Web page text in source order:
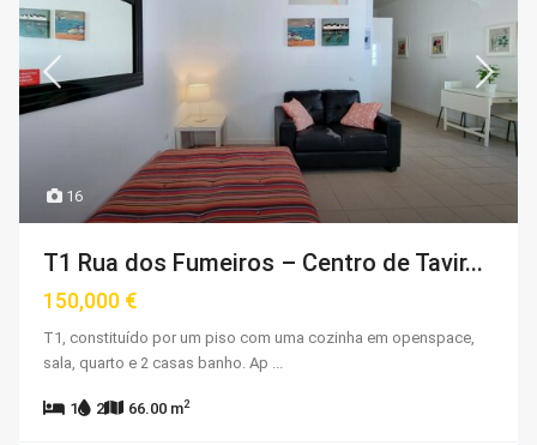
16
T1 Rua dos Fumeiros – Centro de Tavir...
150,000 €
T1, constituído por um piso com uma cozinha em openspace,
sala, quarto e 2 casas banho. Ap
1 2 66.00 m2